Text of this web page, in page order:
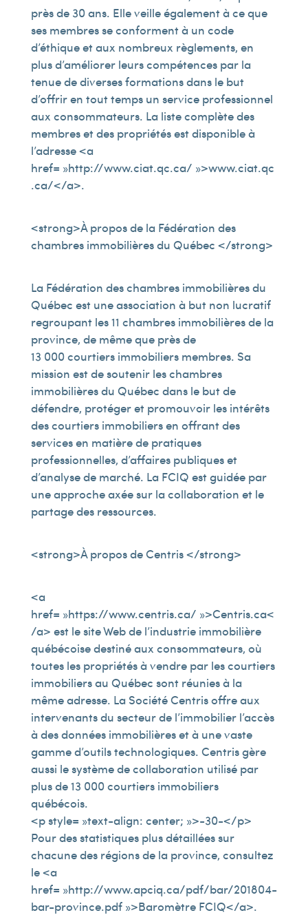
près de 30 ans. Elle veille également à ce que
ses membres se conforment à un code
d’éthique et aux nombreux règlements, en
plus d’améliorer leurs compétences par la
tenue de diverses formations dans le but
d’offrir en tout temps un service professionnel
aux consommateurs. La liste complète des
membres et des propriétés est disponible à
l’adresse <a
href= »http://www.ciat.qc.ca/ »>www.ciat.qc
.ca/</a>.
<strong>À propos de la Fédération des
chambres immobilières du Québec </strong>
La Fédération des chambres immobilières du
Québec est une association à but non lucratif
regroupant les 11 chambres immobilières de la
province, de même que près de
13 000 courtiers immobiliers membres. Sa
mission est de soutenir les chambres
immobilières du Québec dans le but de
défendre, protéger et promouvoir les intérêts
des courtiers immobiliers en offrant des
services en matière de pratiques
professionnelles, d’affaires publiques et
d’analyse de marché. La FCIQ est guidée par
une approche axée sur la collaboration et le
partage des ressources.
<strong>À propos de Centris </strong>
<a
href= »https://www.centris.ca/ »>Centris.ca<
/a> est le site Web de l’industrie immobilière
québécoise destiné aux consommateurs, où
toutes les propriétés à vendre par les courtiers
immobiliers au Québec sont réunies à la
même adresse. La Société Centris offre aux
intervenants du secteur de l’immobilier l’accès
à des données immobilières et à une vaste
gamme d’outils technologiques. Centris gère
aussi le système de collaboration utilisé par
plus de 13 000 courtiers immobiliers
québécois.
<p style= »text-align: center; »>-30-</p>
Pour des statistiques plus détaillées sur
chacune des régions de la province, consultez
le <a
href= »http://www.apciq.ca/pdf/bar/201804-
bar-province.pdf »>Baromètre FCIQ</a>.